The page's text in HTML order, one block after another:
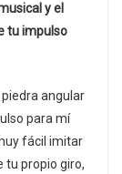
y el
tu impulso
angular
para mí
fácil imitar
tu propio giro,